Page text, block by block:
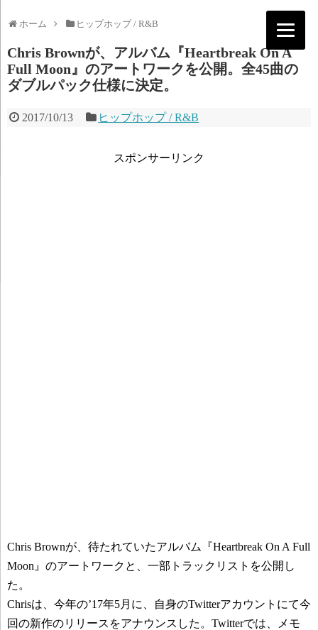
ホーム ヒップホップ / R&B
Chris Brownが、アルバム『Heartbreak On A
Full Moon』のアートワークを公開。全45曲の
ダブルパック仕様に決定。
2017/10/13 ヒップホップ / R&B
スポンサーリンク
Chris Brownが、待たれていたアルバム『Heartbreak On A Full
Moon』のアートワークと、一部トラックリストを公開し
た。
Chrisは、今年の’17年5月に、自身のTwitterアカウントにて今
回の新作のリリースをアナウンスした。Twitterでは、メモ